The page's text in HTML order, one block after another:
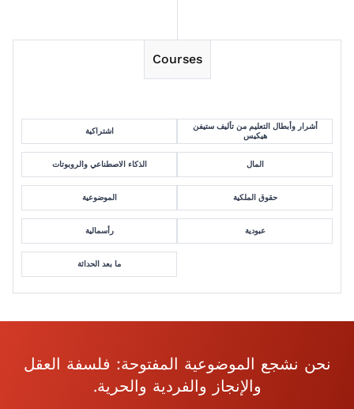
Courses
اشتراكية
أشرار وأبطال التعليم من تأليف ستيفن
هيكيس
الذكاء الاصطناعي والروبوتات المال
الموضوعية حقوق الملكية
رأسمالية عبودية
ما بعد الحداثة
نحن نشجع الموضوعية المفتوحة: فلسفة العقل
والإنجاز والفردية والحرية.